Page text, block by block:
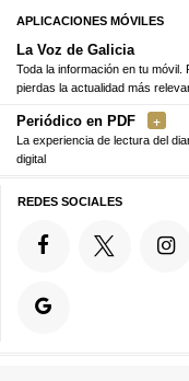
APLICACIONES MÓVILES
La Voz de Galicia
Toda la información en tu
pierdas la actualidad más
Periódico en PDF
La experiencia de lectura del
digital
REDES SOCIALES